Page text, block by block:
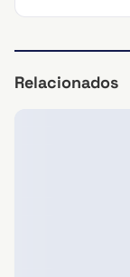
Relacionados